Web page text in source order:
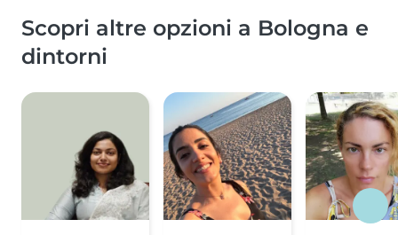
Scopri altre opzioni a Bologna e
dintorni